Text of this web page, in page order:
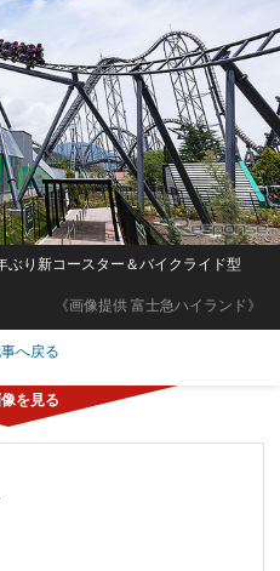
《画像提供 富士急ハイランド》
り新コースター＆バイクライド型
へ戻る